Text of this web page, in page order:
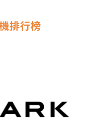
排行榜